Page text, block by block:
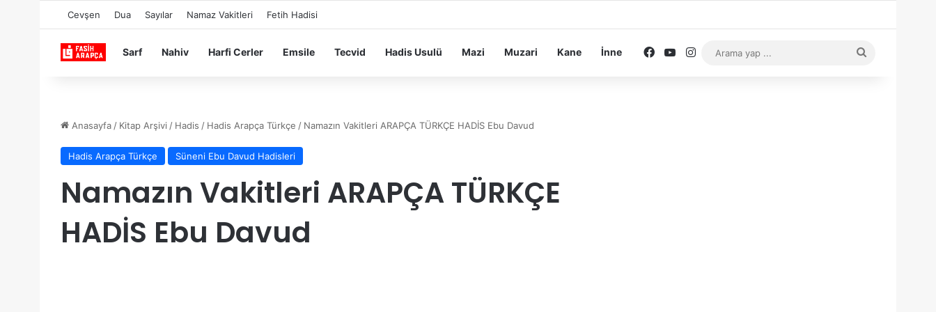
Cevşen Dua Sayılar Namaz Vakitleri Fetih Hadisi
Sarf Nahiv Harfi Cerler Emsile Tecvid Hadis Usulü Mazi Muzari Kane İnne Facebook
YouTube
Instagram
Anasayfa / Kitap Arşivi / Hadis / Hadis Arapça Türkçe / Namazın Vakitleri ARAPÇA TÜRKÇE HADİS Ebu Davud
Hadis Arapça Türkçe Süneni Ebu Davud Hadisleri
Namazın Vakitleri ARAPÇA TÜRKÇE
HADİS Ebu Davud